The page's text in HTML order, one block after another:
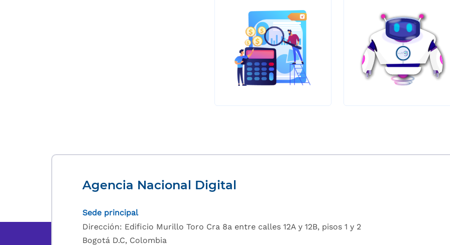
Agencia Nacional Digital
Sede principal
Dirección: Edificio Murillo Toro Cra 8a entre calles 12A y 12B, pisos 1 y 2
Bogotá D.C, Colombia